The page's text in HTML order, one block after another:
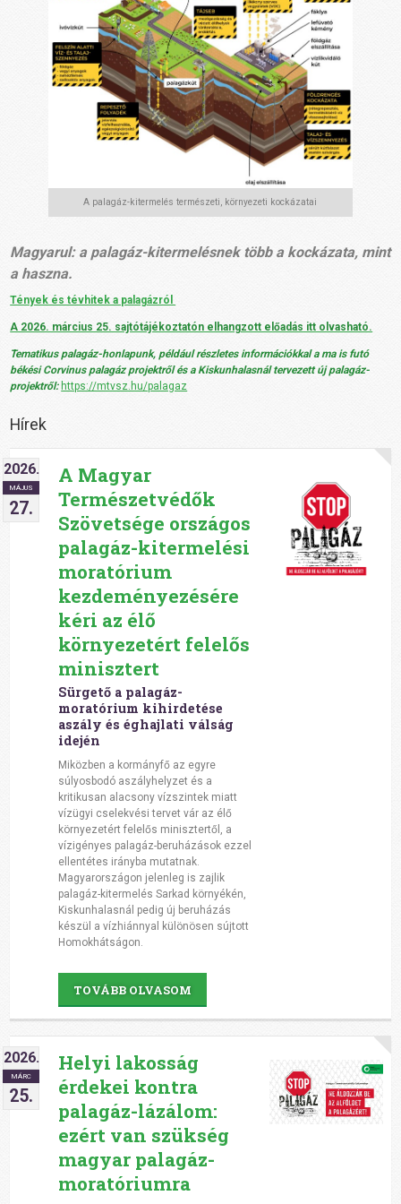
A palagáz-kitermelés természeti, környezeti kockázatai
Magyarul: a palagáz-kitermelésnek több a kockázata, mint
a haszna.
Tények és tévhitek a palagázról
A 2026. március 25. sajtótájékoztatón elhangzott előadás itt olvasható.
Tematikus palagáz-honlapunk, például részletes információkkal a ma is futó
békési Corvinus palagáz projektről és a Kiskunhalasnál tervezett új palagáz-
projektről: https://mtvsz.hu/palagaz
Hírek
2026.
MÁJUS
27.
A Magyar
Természetvédők
Szövetsége országos
palagáz-kitermelési
moratórium
kezdeményezésére
kéri az élő
környezetért felelős
minisztert
Sürgető a palagáz-
moratórium kihirdetése
aszály és éghajlati válság
idején
Miközben a kormányfő az egyre
súlyosbodó aszályhelyzet és a
kritikusan alacsony vízszintek miatt
vízügyi cselekvési tervet vár az élő
környezetért felelős minisztertől, a
vízigényes palagáz-beruházások ezzel
ellentétes irányba mutatnak.
Magyarországon jelenleg is zajlik
palagáz-kitermelés Sarkad környékén,
Kiskunhalasnál pedig új beruházás
készül a vízhiánnyal különösen sújtott
Homokhátságon.
TOVÁBB OLVASOM
2026.
MÁRC
25.
Helyi lakosság
érdekei kontra
palagáz-lázálom:
ezért van szükség
magyar palagáz-
moratóriumra